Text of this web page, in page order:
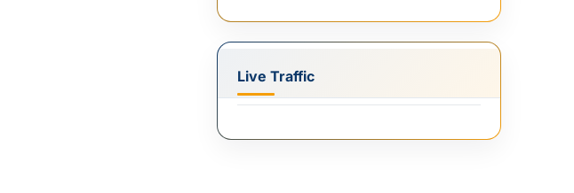
Live Traffic